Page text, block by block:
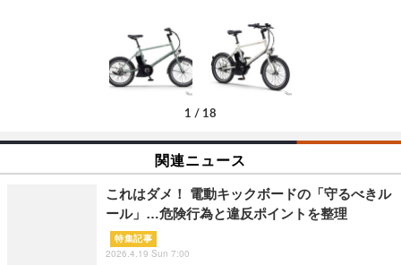
1 / 18
関連ニュース
これはダメ！ 電動キックボードの「守るべきル
ール」…危険行為と違反ポイントを整理
特集記事
2026.4.19 Sun 7:00